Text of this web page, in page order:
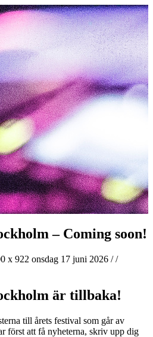
– Coming soon!
onsdag 17 juni 2026 //
är tillbaka!
till årets festival som går av
först att få nyheterna, skriv upp dig